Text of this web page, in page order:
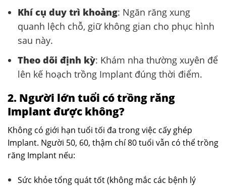
Khí cụ duy trì khoảng: Ngăn răng xung
quanh lệch chỗ, giữ không gian cho phục hình
sau này.
Theo dõi định kỳ: Khám nha thường xuyên để
lên kế hoạch trồng Implant đúng thời điểm.
2. Người lớn tuổi có trồng răng
Implant được không?
Không có giới hạn tuổi tối đa trong việc cấy ghép
Implant. Người 50, 60, thậm chí 80 tuổi vẫn có thể trồng
răng Implant nếu:
Sức khỏe tổng quát tốt (không mắc các bệnh lý